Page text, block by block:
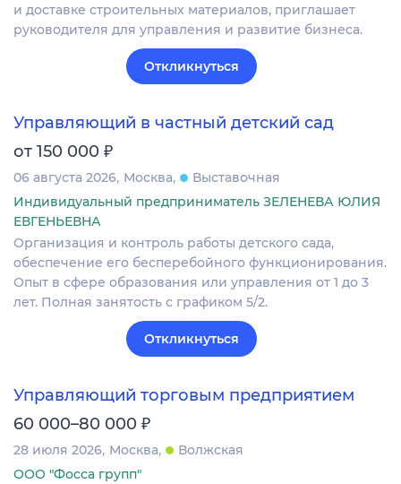
и доставке строительных материалов, приглашает
руководителя для управления и развитие бизнеса.
Откликнуться
Управляющий в частный детский сад
от 150 000 ₽
06 августа 2026 Москва
Выставочная
Индивидуальный предприниматель ЗЕЛЕНЕВА ЮЛИЯ
ЕВГЕНЬЕВНА
Организация и контроль работы детского сада,
обеспечение его бесперебойного функционирования.
Опыт в сфере образования или управления от 1 до 3
лет. Полная занятость с графиком 5/2.
Откликнуться
Управляющий торговым предприятием
60 000–80 000 ₽
28 июля 2026 Москва
Волжская
ООО "Фосса групп"